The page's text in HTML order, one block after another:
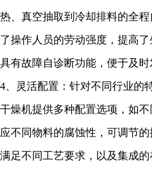
热、真空抽取到冷却排料的全
了操作人员的劳动强度，提高
具有故障自诊断功能，便于及时
4、灵活配置：针对不同行业的
干燥机提供多种配置选项，如
应不同物料的腐蚀性，可调节
满足不同工艺要求，以及集成